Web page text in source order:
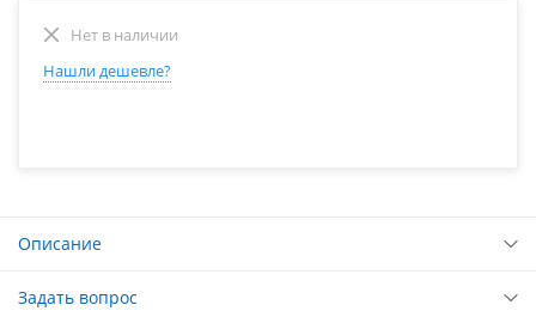
Нет в наличии
Нашли дешевле?
Описание
Задать вопрос